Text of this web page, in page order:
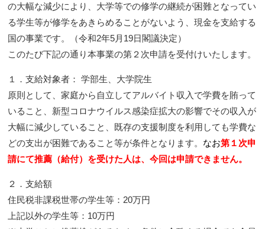
の大幅な減少により、大学等での修学の継続が困難となってい
る学生等が修学をあきらめることがないよう、現金を支給する
国の事業です。（令和2年5月19日閣議決定）
このたび下記の通り本事業の第２次申請を受付けいたします。
１．支給対象者： 学部生、大学院生
原則として、家庭から自立してアルバイト収入で学費を賄って
いること、新型コロナウイルス感染症拡大の影響でその収入が
大幅に減少していること、既存の支援制度を利用しても学費な
どの支出が困難であること等が条件となります。 なお第１次申
請にて推薦（給付）を受けた人は、今回は申請できません。
２．支給額
住民税非課税世帯の学生等：20万円
上記以外の学生等：10万円